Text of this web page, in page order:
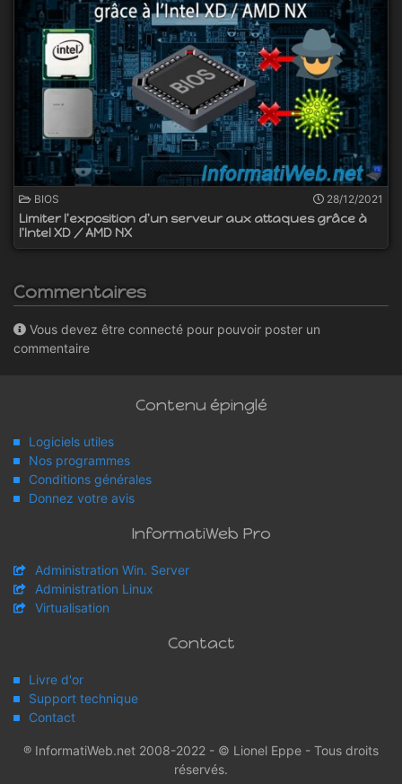
BIOS 28/12/2021
Limiter l'exposition d'un serveur aux attaques grâce à
l'Intel XD / AMD NX
Commentaires
Vous devez être connecté pour pouvoir poster un
commentaire
Contenu épinglé
Logiciels utiles
Nos programmes
Conditions générales
Donnez votre avis
InformatiWeb Pro
Administration Win. Server
Administration Linux
Virtualisation
Contact
Livre d'or
Support technique
Contact
® InformatiWeb.net 2008-2022 - © Lionel Eppe - Tous droits
réservés.